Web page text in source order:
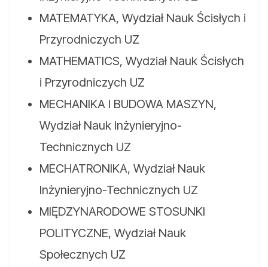
MATEMATYKA, Wydział Nauk Ścisłych i
Przyrodniczych UZ
MATHEMATICS, Wydział Nauk Ścisłych
i Przyrodniczych UZ
MECHANIKA I BUDOWA MASZYN,
Wydział Nauk Inżynieryjno-
Technicznych UZ
MECHATRONIKA, Wydział Nauk
Inżynieryjno-Technicznych UZ
MIĘDZYNARODOWE STOSUNKI
POLITYCZNE, Wydział Nauk
Społecznych UZ